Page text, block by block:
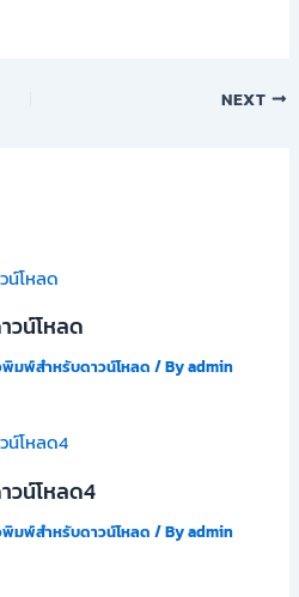
NEXT
น์โหลด
มพ์สำหรับดาวน์โหลด / Byadmin
น์โหลด4
มพ์สำหรับดาวน์โหลด / Byadmin